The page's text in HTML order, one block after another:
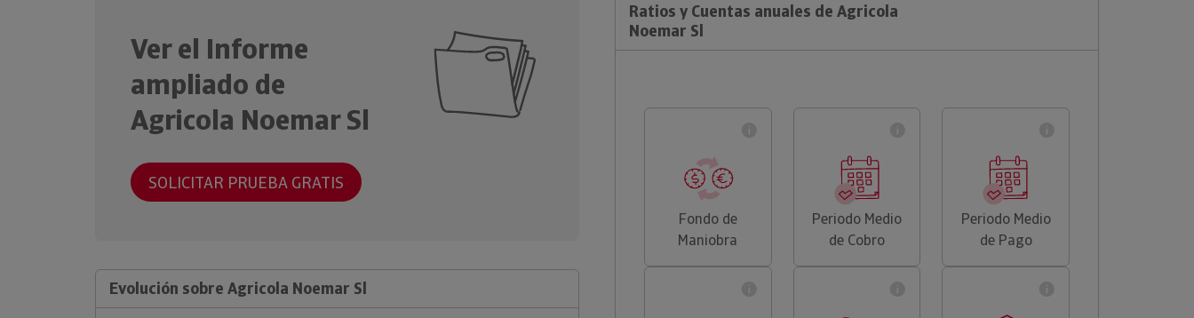
Ver el Informe
ampliado de
Agricola Noemar Sl
SOLICITAR PRUEBA GRATIS
Evolución sobre Agricola Noemar Sl
Ratios y Cuentas anuales de Agricola
Noemar Sl
Fondo de
Maniobra
Periodo Medio
de Cobro
Periodo Medio
de Pago